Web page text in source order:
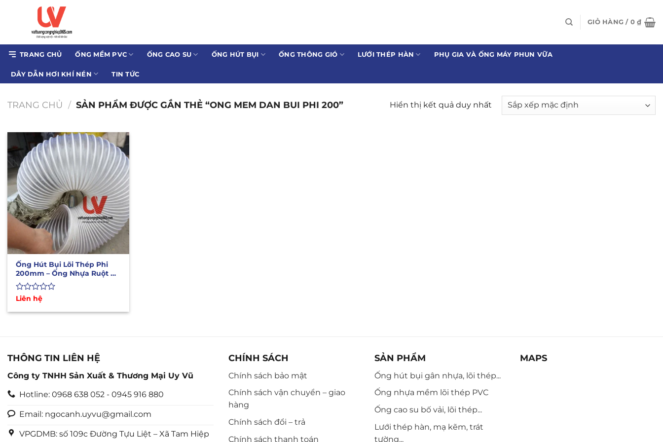
dung
GIỎ HÀNG / 0₫
TRANG CHỦ ỐNG MỀM PVC ỐNG CAO SU ỐNG HÚT BỤI ỐNG THÔNG GIÓ LƯỚI THÉP HÀN PHỤ GIA VÀ ỐNG MÁY PHUN VỮA
DÂY DẪN HƠI KHÍ NÉN TIN TỨC
TRANG CHỦ / SẢN PHẨM ĐƯỢC GẮN THẺ “ONG MEM DAN BUI PHI 200” Hiển thị kết quả duy nhất
Ống Hút Bụi Lõi Thép Phi
200mm – Ống Nhựa Ruột Gà
Hút Bụi
Được
hạng
Liên hệ
THÔNG TIN LIÊN HỆ
Công ty TNHH Sản Xuất & Thương Mại Uy Vũ
Hotline: 0968 638 052 - 0945 916 880
Email: ngocanh.uyvu@gmail.com
VPGDMB: số 109c Đường Tựu Liệt – Xã Tam Hiệp
CHÍNH SÁCH
Chính sách bảo mật
Chính sách vận chuyển – giao
hàng
Chính sách đổi – trả
Chính sách thanh toán
SẢN PHẨM
Ống hút bụi gân nhựa, lõi thép...
Ống nhựa mềm lõi thép PVC
Ống cao su bố vải, lõi thép...
Lưới thép hàn, mạ kẽm, trát
tường...
MAPS